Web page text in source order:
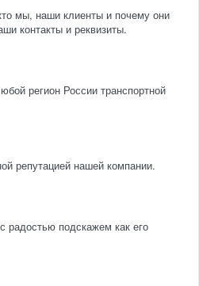
мы, наши клиенты и почему они
контакты и реквизиты.
регион России транспортной
репутацией нашей компании.
радостью подскажем как его